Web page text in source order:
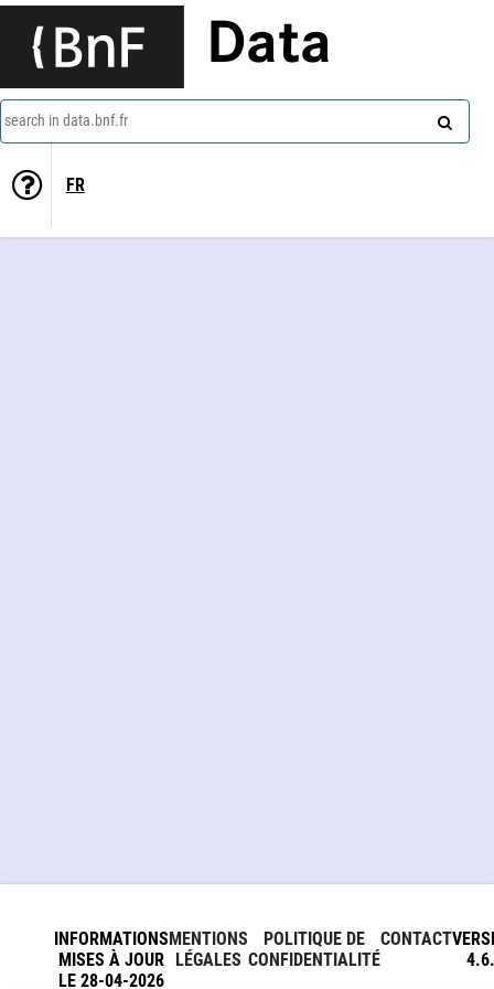
Data
search in data.bnf.fr
FR
INFORMATIONS
MISES À JOUR
LE 28-04-2026
MENTIONS
LÉGALES
POLITIQUE DE
CONFIDENTIALITÉ
CONTACT